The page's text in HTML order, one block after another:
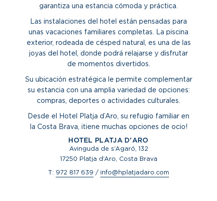
garantiza una estancia cómoda y práctica.
Las instalaciones del hotel están pensadas para
unas vacaciones familiares completas. La piscina
exterior, rodeada de césped natural, es una de las
joyas del hotel, donde podrá relajarse y disfrutar
de momentos divertidos.
Su ubicación estratégica le permite complementar
su estancia con una amplia variedad de opciones:
compras, deportes o actividades culturales.
Desde el Hotel Platja d’Aro, su refugio familiar en
la Costa Brava, ¡tiene muchas opciones de ocio!
HOTEL PLATJA D'ARO
Avinguda de s’Agaró, 132
17250 Platja d’Aro, Costa Brava
T: 972 817 639 / info@hplatjadaro.com